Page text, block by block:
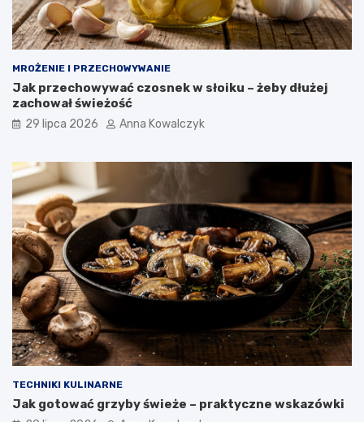
MROŻENIE I PRZECHOWYWANIE
Jak przechowywać czosnek w słoiku – żeby dłużej
zachował świeżość
29 lipca 2026 Anna Kowalczyk
TECHNIKI KULINARNE
Jak gotować grzyby świeże – praktyczne wskazówki